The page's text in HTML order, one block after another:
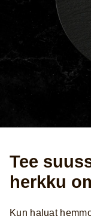
Tee
herkku
Kun haluat